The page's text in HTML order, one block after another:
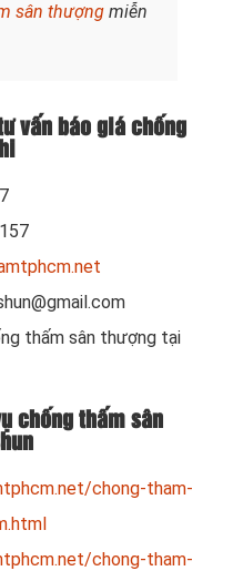
sân thượng miễn
vấn báo giá chống
thấm sân thượng tại
chống thấm sân
chong-tham-
chong-tham-